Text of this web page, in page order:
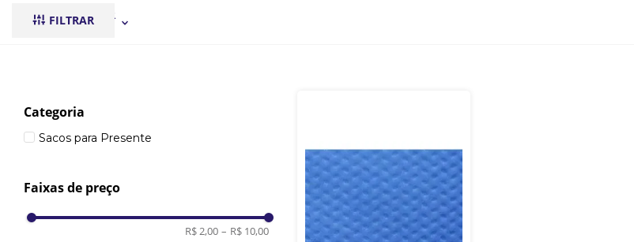
ORDENAR POR
mais recentes
FILTRAR
Categoria
Sacos para Presente
Faixas de preço
R$ 2,00 – R$ 10,00